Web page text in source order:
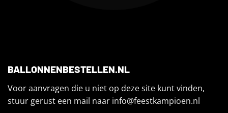
BALLONNENBESTELLEN.NL
Voor aanvragen die u niet op deze site kunt vinden,
stuur gerust een mail naar info@feestkampioen.nl